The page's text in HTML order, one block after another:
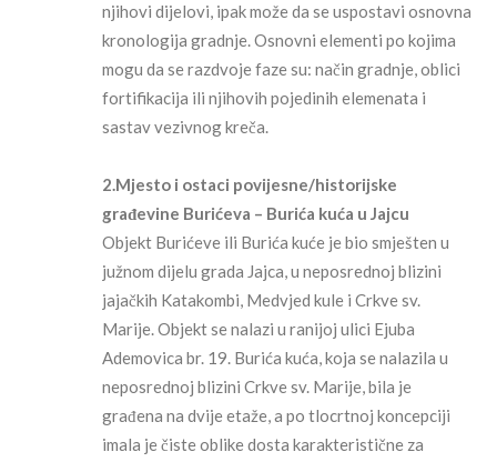
njihovi dijelovi, ipak može da se uspostavi osnovna
kronologija gradnje. Osnovni elementi po kojima
mogu da se razdvoje faze su: način gradnje, oblici
fortifikacija ili njihovih pojedinih elemenata i
sastav vezivnog kreča.
2.Mjesto i ostaci povijesne/historijske
građevine Burićeva – Burića kuća u Jajcu
Objekt Burićeve ili Burića kuće je bio smješten u
južnom dijelu grada Jajca, u neposrednoj blizini
jajačkih Katakombi, Medvjed kule i Crkve sv.
Marije. Objekt se nalazi u ranijoj ulici Ejuba
Ademovica br. 19. Burića kuća, koja se nalazila u
neposrednoj blizini Crkve sv. Marije, bila je
građena na dvije etaže, a po tlocrtnoj koncepciji
imala je čiste oblike dosta karakteristične za